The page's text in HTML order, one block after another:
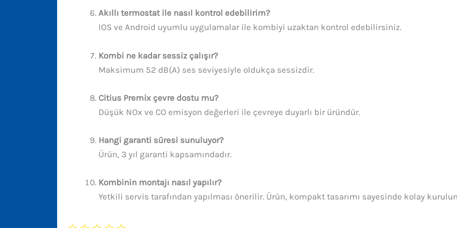
Akıllı termostat ile nasıl kontrol edebilirim?
IOS ve Android uyumlu uygulamalar ile kombiyi uzaktan kontrol edebilirsiniz.
Kombi ne kadar sessiz çalışır?
Maksimum 52 dB(A) ses seviyesiyle oldukça sessizdir.
Citius Premix çevre dostu mu?
Düşük NOx ve CO emisyon değerleri ile çevreye duyarlı bir üründür.
Hangi garanti süresi sunuluyor?
Ürün, 3 yıl garanti kapsamındadır.
Kombinin montajı nasıl yapılır?
Yetkili servis tarafından yapılması önerilir. Ürün, kompakt tasarımı sayesinde kolay